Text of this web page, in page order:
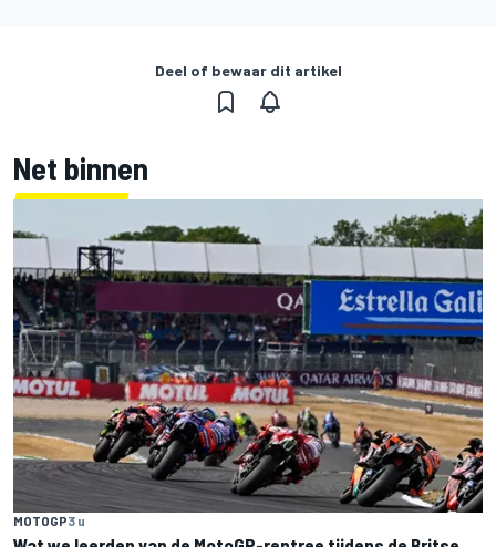
Deel of bewaar dit artikel
Net binnen
MOTOGP3 u